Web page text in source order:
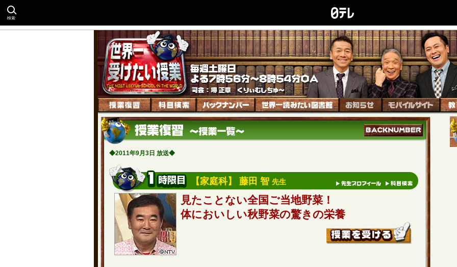
検索
◆2011年9月3日 放送◆
【家庭科】 藤田 智 先生
見たことない全国ご当地野菜！
体においしい秋野菜の驚きの栄養